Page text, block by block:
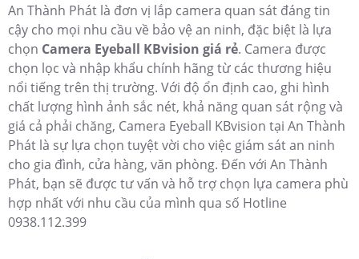
An Thành Phát là đơn vị lắp camera quan sát đáng tin
cậy cho mọi nhu cầu về bảo vệ an ninh, đặc biệt là lựa
chọn Camera Eyeball KBvision giá rẻ. Camera được
chọn lọc và nhập khẩu chính hãng từ các thương hiệu
nổi tiếng trên thị trường. Với độ ổn định cao, ghi hình
chất lượng hình ảnh sắc nét, khả năng quan sát rộng và
giá cả phải chăng, Camera Eyeball KBvision tại An Thành
Phát là sự lựa chọn tuyệt vời cho việc giám sát an ninh
cho gia đình, cửa hàng, văn phòng. Đến với An Thành
Phát, bạn sẽ được tư vấn và hỗ trợ chọn lựa camera phù
hợp nhất với nhu cầu của mình qua số Hotline
0938.112.399